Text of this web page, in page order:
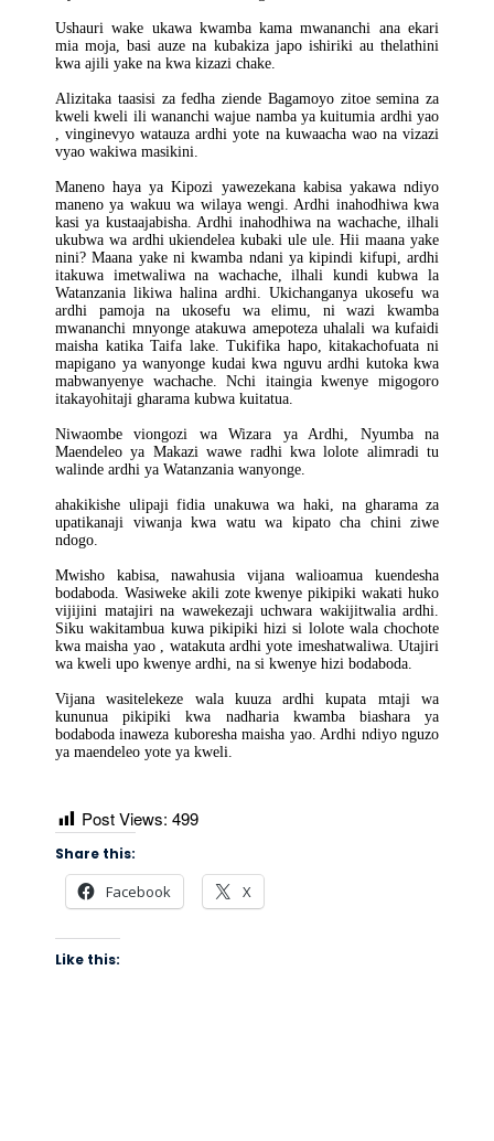
Ushauri wake ukawa kwamba kama mwananchi ana ekari
mia moja, basi auze na kubakiza japo ishiriki au thelathini
kwa ajili yake na kwa kizazi chake.
Alizitaka taasisi za fedha ziende Bagamoyo zitoe semina za
kweli kweli ili wananchi wajue namba ya kuitumia ardhi yao
, vinginevyo watauza ardhi yote na kuwaacha wao na vizazi
vyao wakiwa masikini.
Maneno haya ya Kipozi yawezekana kabisa yakawa ndiyo
maneno ya wakuu wa wilaya wengi. Ardhi inahodhiwa kwa
kasi ya kustaajabisha. Ardhi inahodhiwa na wachache, ilhali
ukubwa wa ardhi ukiendelea kubaki ule ule. Hii maana yake
nini? Maana yake ni kwamba ndani ya kipindi kifupi, ardhi
itakuwa imetwaliwa na wachache, ilhali kundi kubwa la
Watanzania likiwa halina ardhi. Ukichanganya ukosefu wa
ardhi pamoja na ukosefu wa elimu, ni wazi kwamba
mwananchi mnyonge atakuwa amepoteza uhalali wa kufaidi
maisha katika Taifa lake. Tukifika hapo, kitakachofuata ni
mapigano ya wanyonge kudai kwa nguvu ardhi kutoka kwa
mabwanyenye wachache. Nchi itaingia kwenye migogoro
itakayohitaji gharama kubwa kuitatua.
Niwaombe viongozi wa Wizara ya Ardhi, Nyumba na
Maendeleo ya Makazi wawe radhi kwa lolote alimradi tu
walinde ardhi ya Watanzania wanyonge.
ahakikishe ulipaji fidia unakuwa wa haki, na gharama za
upatikanaji viwanja kwa watu wa kipato cha chini ziwe
ndogo.
Mwisho kabisa, nawahusia vijana walioamua kuendesha
bodaboda. Wasiweke akili zote kwenye pikipiki wakati huko
vijijini matajiri na wawekezaji uchwara wakijitwalia ardhi.
Siku wakitambua kuwa pikipiki hizi si lolote wala chochote
kwa maisha yao , watakuta ardhi yote imeshatwaliwa. Utajiri
wa kweli upo kwenye ardhi, na si kwenye hizi bodaboda.
Vijana wasitelekeze wala kuuza ardhi kupata mtaji wa
kununua pikipiki kwa nadharia kwamba biashara ya
bodaboda inaweza kuboresha maisha yao. Ardhi ndiyo nguzo
ya maendeleo yote ya kweli.
Post Views: 499
Share this:
Facebook X
Like this: